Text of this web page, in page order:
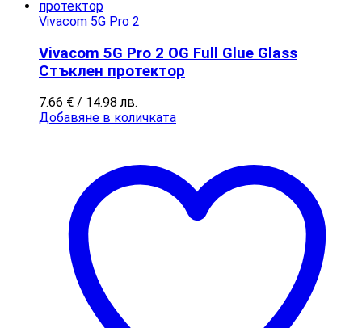
Vivacom 5G Pro 2
Vivacom 5G Pro 2 OG Full Glue Glass
Стъклен протектор
7.66 € / 14.98 лв.
Добавяне в количката